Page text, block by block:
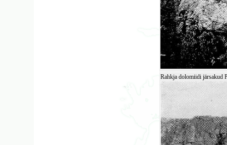
Rahkja dolomiidi järsakud